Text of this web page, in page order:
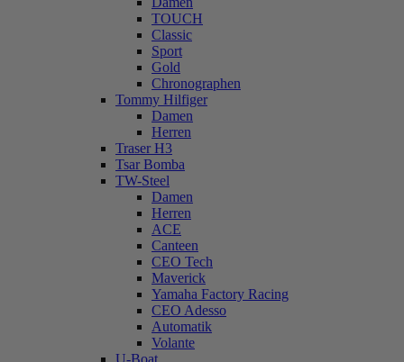
TOUCH
Classic
Sport
Gold
Chronographen
Tommy Hilfiger
Damen
Herren
Traser H3
Tsar Bomba
TW-Steel
Damen
Herren
ACE
Canteen
CEO Tech
Maverick
Yamaha Factory Racing
CEO Adesso
Automatik
Volante
U-Boat